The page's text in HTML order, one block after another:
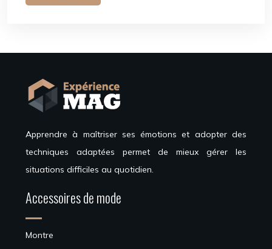
Apprendre à maîtriser ses émotions et adopter des
techniques adaptées permet de mieux gérer les
situations difficiles au quotidien.
Accessoires de mode
Montre